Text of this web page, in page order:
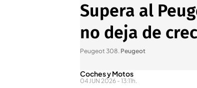
Supera al
no deja de
Peugeot 308. Peugeot
Coches y Motos
04 JUN 2026 - 13:11h.